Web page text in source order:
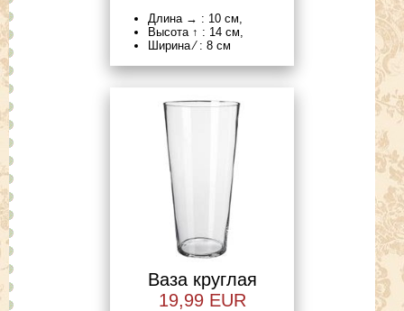
Длина → : 10 см,
Высота ↑ : 14 см,
Ширина ⁄ : 8 см
Ваза круглая
19,99 EUR